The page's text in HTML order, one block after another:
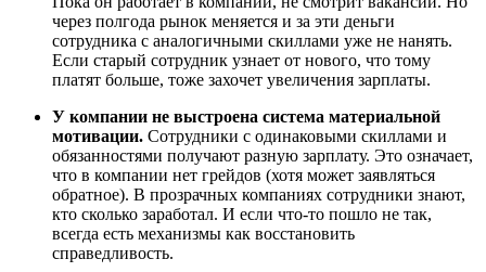
через полгода рынок меняется и за эти деньги
сотрудника с аналогичными скиллами уже не нанять.
Если старый сотрудник узнает от нового, что тому
платят больше, тоже захочет увеличения зарплаты.
У компании не выстроена система материальной
мотивации. Сотрудники с одинаковыми скиллами и
обязанностями получают разную зарплату. Это означает,
что в компании нет грейдов (хотя может заявляться
обратное). В прозрачных компаниях сотрудники знают,
кто сколько заработал. И если что-то пошло не так,
всегда есть механизмы как восстановить
справедливость.